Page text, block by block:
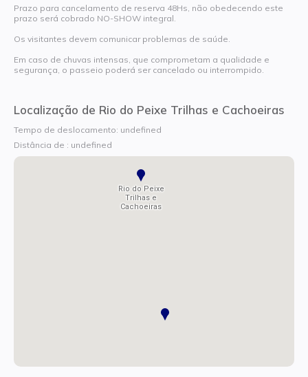
Prazo para cancelamento de reserva 48Hs, não obedecendo este
prazo será cobrado NO-SHOW integral.
Os visitantes devem comunicar problemas de saúde.
Em caso de chuvas intensas, que comprometam a qualidade e
segurança, o passeio poderá ser cancelado ou interrompido.
Localização de Rio do Peixe Trilhas e Cachoeiras
Tempo de deslocamento: undefined
Distância de : undefined
Rio do Peixe
Trilhas e
Cachoeiras